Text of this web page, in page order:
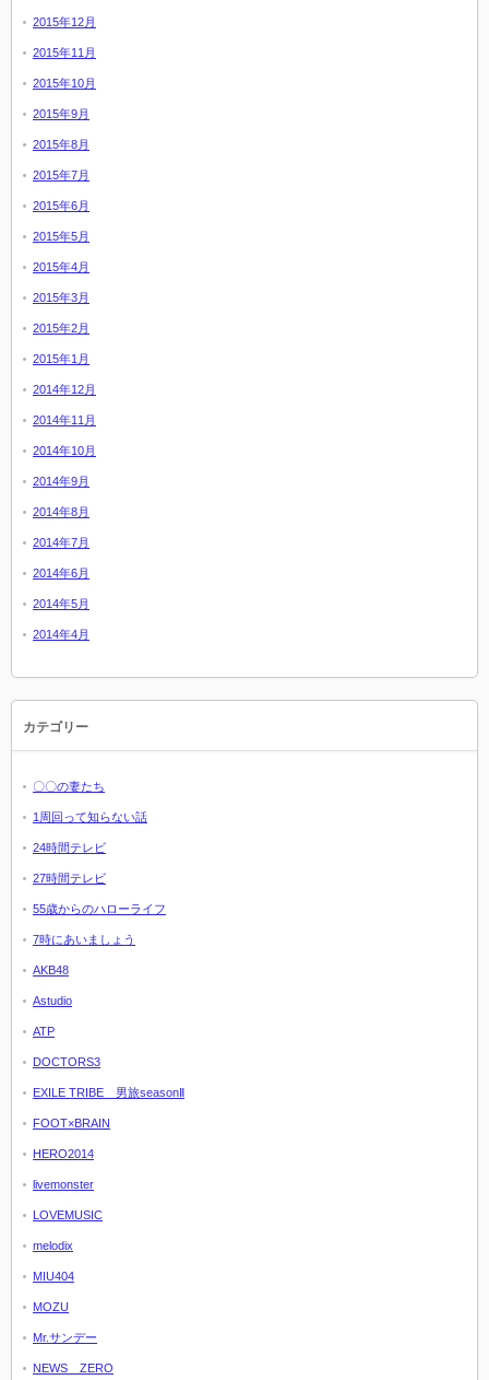
2015年12月
2015年11月
2015年10月
2015年9月
2015年8月
2015年7月
2015年6月
2015年5月
2015年4月
2015年3月
2015年2月
2015年1月
2014年12月
2014年11月
2014年10月
2014年9月
2014年8月
2014年7月
2014年6月
2014年5月
2014年4月
カテゴリー
〇〇の妻たち
1周回って知らない話
24時間テレビ
27時間テレビ
55歳からのハローライフ
7時にあいましょう
AKB48
Astudio
ATP
DOCTORS3
EXILE TRIBE 男旅seasonⅡ
FOOT×BRAIN
HERO2014
livemonster
LOVEMUSIC
melodix
MIU404
MOZU
Mr.サンデー
NEWS ZERO